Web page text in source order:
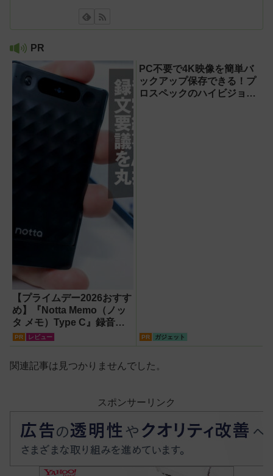
PR
【プライムデー2026おすす
め】『Notta Memo（ノッ
タ メモ）Type C』録音か
らAI自動文字起こし・翻
スレコーダー！【議事録作
成】
PR レビュー
PC不要で4K映像を簡単バ
ックアップ保存できる！プ
ロスペックのハイビジョン
PR ガジェット
関連記事は見つかりませんでした。
スポンサーリンク